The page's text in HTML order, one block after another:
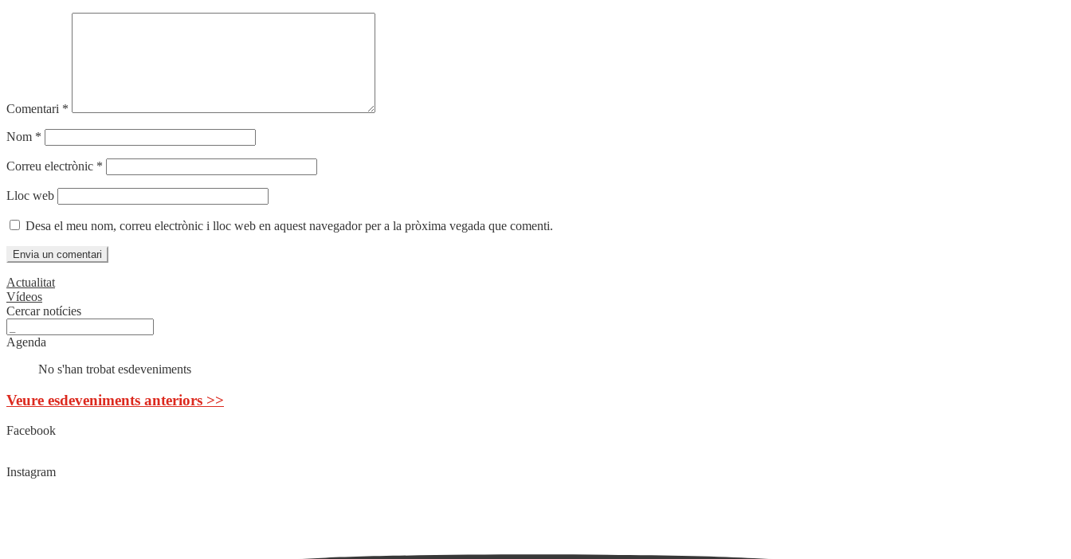
Comentari *
Nom *
Correu electrònic *
Lloc web
Desa el meu nom, correu electrònic i lloc web en aquest navegador per a la pròxima vegada que comenti.
Actualitat
Vídeos
Cercar notícies
Agenda
No s'han trobat esdeveniments
Veure esdeveniments anteriors >>
Facebook
Instagram